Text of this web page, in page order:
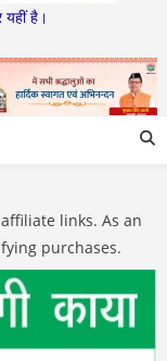
है।
links. As an
purchases.